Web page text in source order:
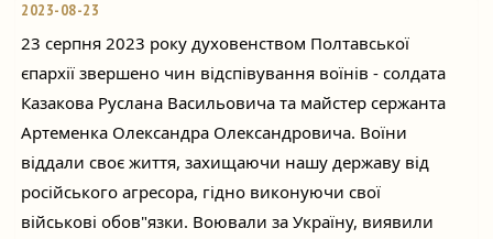
2023-08-23
23 серпня 2023 року духовенством Полтавської
єпархії звершено чин відспівування воїнів - солдата
Казакова Руслана Васильовича та майстер сержанта
Артеменка Олександра Олександровича. Воїни
віддали своє життя, захищаючи нашу державу від
російського агресора, гідно виконуючи свої
військові обов"язки. Воювали за Україну, виявили